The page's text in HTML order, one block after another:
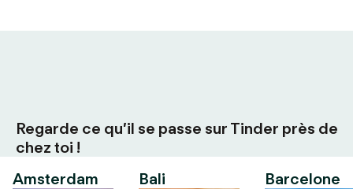
Regarde ce qu’il se passe sur Tinder près de
chez toi !
Amsterdam
Bali Barcelone